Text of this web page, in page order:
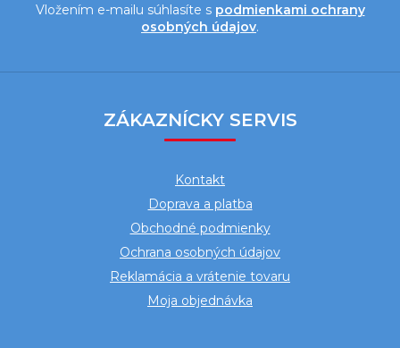
Vložením e-mailu súhlasíte s podmienkami ochrany
osobných údajov.
ZÁKAZNÍCKY SERVIS
Kontakt
Doprava a platba
Obchodné podmienky
Ochrana osobných údajov
Reklamácia a vrátenie tovaru
Moja objednávka